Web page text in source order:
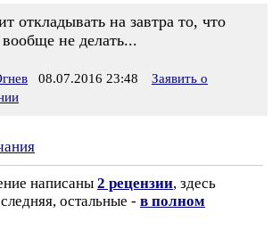
откладывать на завтра то, что
не делать...
08.07.2016 23:48
Заявить о
написаны 2 рецензии, здесь
остальные - в полном